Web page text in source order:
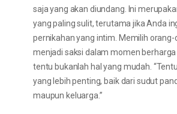
saja yang akan diundang. Ini
yang paling sulit, terutama jika Anda
pernikahan yang intim. Memilih orang-
menjadi saksi dalam momen
tentu bukanlah hal yang mudah.
yang lebih penting, baik dari sudut
maupun keluarga.”